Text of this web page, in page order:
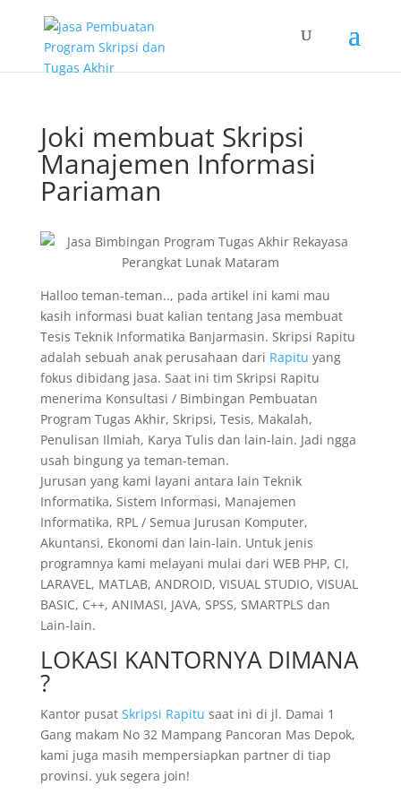
Joki membuat Skripsi
Manajemen Informasi
Pariaman
Halloo teman-teman.., pada artikel ini kami mau
kasih informasi buat kalian tentang Jasa membuat
Tesis Teknik Informatika Banjarmasin. Skripsi Rapitu
adalah sebuah anak perusahaan dari Rapitu yang
fokus dibidang jasa. Saat ini tim Skripsi Rapitu
menerima Konsultasi / Bimbingan Pembuatan
Program Tugas Akhir, Skripsi, Tesis, Makalah,
Penulisan Ilmiah, Karya Tulis dan lain-lain. Jadi ngga
usah bingung ya teman-teman.
Jurusan yang kami layani antara lain Teknik
Informatika, Sistem Informasi, Manajemen
Informatika, RPL / Semua Jurusan Komputer,
Akuntansi, Ekonomi dan lain-lain. Untuk jenis
programnya kami melayani mulai dari WEB PHP, CI,
LARAVEL, MATLAB, ANDROID, VISUAL STUDIO, VISUAL
BASIC, C++, ANIMASI, JAVA, SPSS, SMARTPLS dan
Lain-lain.
LOKASI KANTORNYA DIMANA
?
Kantor pusat Skripsi Rapitu saat ini di jl. Damai 1
Gang makam No 32 Mampang Pancoran Mas Depok,
kami juga masih mempersiapkan partner di tiap
provinsi. yuk segera join!